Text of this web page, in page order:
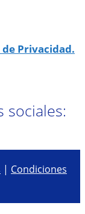
Privacidad.
sociales:
| Condiciones